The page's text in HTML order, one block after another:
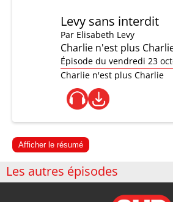
Levy sans interdit
Par Elisabeth Levy
Charlie n'est plus
Épisode du vendredi 23
Charlie n'est plus Charlie
Afficher le résumé
Les autres épisodes